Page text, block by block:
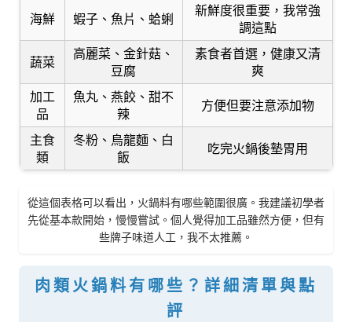
海鮮 蝦子、魚片、蛤蜊
新鮮度很重要，我常強
調這點
蔬菜
高麗菜、金針菇、
豆腐
素食者首選，健康又清
爽
加工
品
魚丸、燕餃、甜不
辣
方便但要注意添加物
主食
類
冬粉、烏龍麵、白
飯
吃完火鍋後墊胃用
從這個表格可以看出，火鍋料有哪些範圍很廣。我建議初學者
先從基本款開始，慢慢嘗試。個人覺得加工品雖然方便，但有
些牌子味道人工，我不太推薦。
肉類火鍋料有哪些？詳細清單與點
評